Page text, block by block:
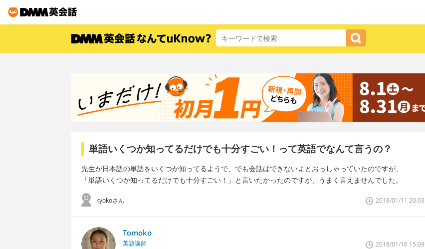
単語いくつか知ってるだけでも十分すごい！って英語でなんて言うの？
先生が日本語の単語をいくつか知ってるようで、でも会話はできないよとおっしゃっていたのですが、
「単語いくつか知ってるだけでも十分すごい！」と言いたかったのですが、うまく言えませんでした。
kyokoさん 2018/01/11 20:03
Tomoko
英語講師 2018/01/16 15:09